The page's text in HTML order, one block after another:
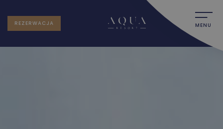
REZERWACJA MENU